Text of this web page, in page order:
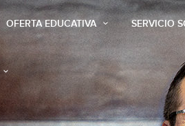
OFERTA EDUCATIVA SERVICIO